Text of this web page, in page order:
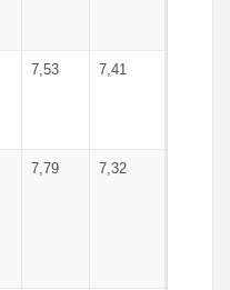
7,53 7,41
7,79 7,32